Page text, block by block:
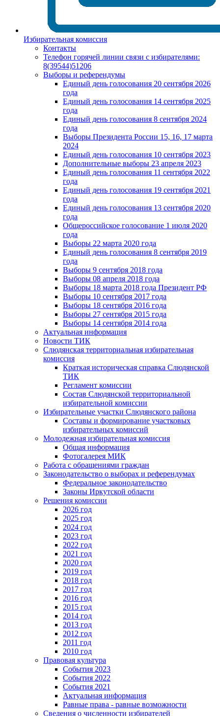
Избирательная комиссия
Контакты
Телефон горячей линии связи с избирателями:
8(39544)51206
Выборы и референдумы
Единый день голосования 20 сентября 2026
года
Единый день голосования 14 сентября 2025
года
Единый день голосования 8 сентября 2024
года
Выборы Президента России 15, 16, 17 марта
2024
Единый день голосования 10 сентября 2023
Дополнительные выборы 23 апреля 2023
Единый день голосования 11 сентября 2022
года
Единый день голосования 19 сентября 2021
года
Единый день голосования 13 сентября 2020
года
Общероссийское голосование 1 июля 2020
года
Выборы 22 марта 2020 года
Единый день голосования 8 сентября 2019
года
Выборы 9 сентября 2018 года
Выборы 08 апреля 2018 года
Выборы 18 марта 2018 года Президент РФ
Выборы 10 сентября 2017 года
Выборы 18 сентября 2016 года
Выборы 27 сентября 2015 года
Выборы 14 сентября 2014 года
Актуальная информация
Новости ТИК
Слюдянская территориальная избирательная
комиссия
Краткая историческая справка Слюдянской
ТИК
Регламент комиссии
Состав Слюдянской территориальной
избирательной комиссии
Избирательные участки Слюдянского района
Составы и формирование участковых
избирательных комиссий
Молодежная избирательная комиссия
Общая информация
Фотогалерея МИК
Работа с обращениями граждан
Законодательство о выборах и референдумах
Федеральное законодательство
Законы Иркутской области
Решения комиссии
2026 год
2025 год
2024 год
2023 год
2022 год
2021 год
2020 год
2019 год
2018 год
2017 год
2016 год
2015 год
2014 год
2013 год
2012 год
2011 год
2010 год
Правовая культура
События 2023
События 2022
События 2021
Актуальная информация
Равные права - равные возможности
Сведения о численности избирателей